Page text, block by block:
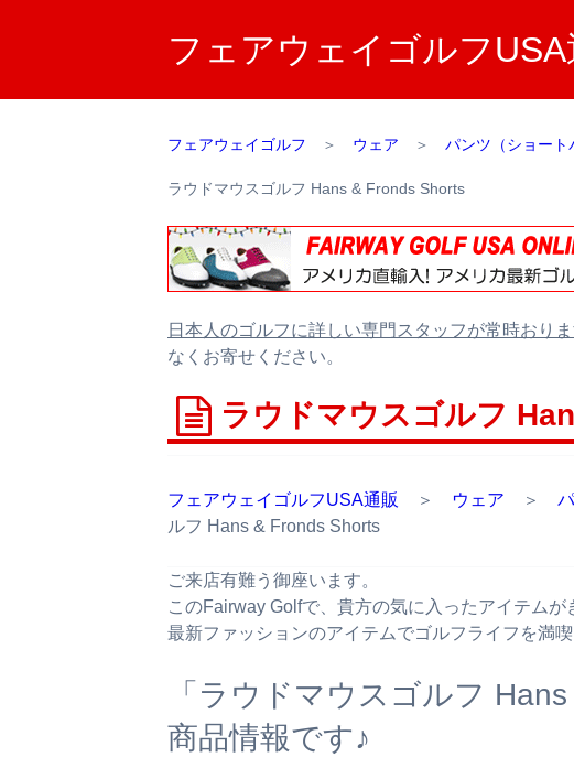
フェアウェイゴルフ
フェアウェイゴルフ ＞ ウェア ＞ パンツ（ショート
ラウドマウスゴルフ Hans & Fronds Shorts
日本人のゴルフに詳しい専門スタッフが常時おり
なくお寄せください。
ラウドマウスゴルフ
フェアウェイゴルフUSA通販 ＞ ウェア ＞
ルフ Hans & Fronds Shorts
ご来店有難う御座います。
このFairway Golfで、貴方の気に入ったアイテムが
最新ファッションのアイテムでゴルフライフを満喫
「ラウドマウスゴルフ
商品情報です♪